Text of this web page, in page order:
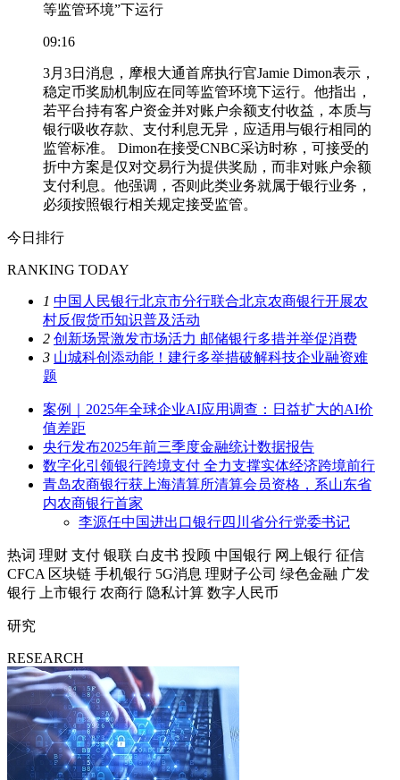
等监管环境”下运行
09:16
3月3日消息，摩根大通首席执行官Jamie Dimon表示，
稳定币奖励机制应在同等监管环境下运行。他指出，
若平台持有客户资金并对账户余额支付收益，本质与
银行吸收存款、支付利息无异，应适用与银行相同的
监管标准。 Dimon在接受CNBC采访时称，可接受的
折中方案是仅对交易行为提供奖励，而非对账户余额
支付利息。他强调，否则此类业务就属于银行业务，
必须按照银行相关规定接受监管。
今日排行
RANKING TODAY
1 中国人民银行北京市分行联合北京农商银行开展农
村反假货币知识普及活动
2 创新场景激发市场活力 邮储银行多措并举促消费
3 山城科创添动能！建行多举措破解科技企业融资难
题
案例｜2025年全球企业AI应用调查：日益扩大的AI价
值差距
央行发布2025年前三季度金融统计数据报告
数字化引领银行跨境支付 全力支撑实体经济跨境前行
青岛农商银行获上海清算所清算会员资格，系山东省
内农商银行首家
李源任中国进出口银行四川省分行党委书记
热词 理财 支付 银联 白皮书 投顾 中国银行 网上银行 征信
CFCA 区块链 手机银行 5G消息 理财子公司 绿色金融 广发
银行
上市银行 农商行 隐私计算 数字人民币
研究
RESEARCH